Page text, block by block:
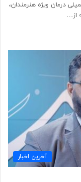
درمان ویژه هنرمندان،
از…
آخرین اخبار